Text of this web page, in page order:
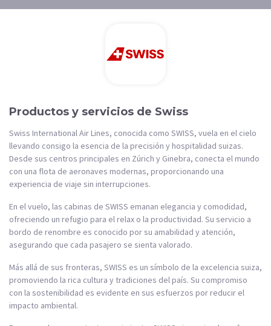
Productos y servicios de Swiss
Swiss International Air Lines, conocida como SWISS, vuela en el cielo
llevando consigo la esencia de la precisión y hospitalidad suizas.
Desde sus centros principales en Zúrich y Ginebra, conecta el mundo
con una flota de aeronaves modernas, proporcionando una
experiencia de viaje sin interrupciones.
En el vuelo, las cabinas de SWISS emanan elegancia y comodidad,
ofreciendo un refugio para el relax o la productividad. Su servicio a
bordo de renombre es conocido por su amabilidad y atención,
asegurando que cada pasajero se sienta valorado.
Más allá de sus fronteras, SWISS es un símbolo de la excelencia suiza,
promoviendo la rica cultura y tradiciones del país. Su compromiso
con la sostenibilidad es evidente en sus esfuerzos por reducir el
impacto ambiental.